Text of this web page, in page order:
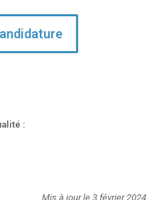
:
Mis à jour le 3 février 2024